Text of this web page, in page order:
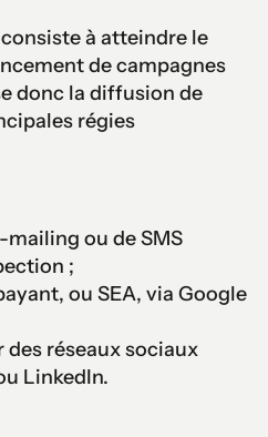
à atteindre le
de campagnes
donc la diffusion de
régies
mailing ou de SMS
;
ou SEA, via Google
des réseaux sociaux
LinkedIn.